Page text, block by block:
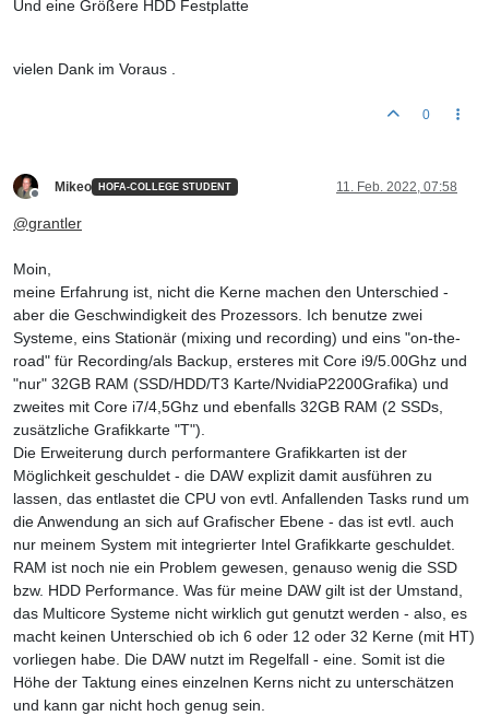
Und eine Größere HDD Festplatte
vielen Dank im Voraus .
0
Mikeo HOFA-COLLEGE STUDENT 11. Feb. 2022, 07:58
@grantler
Moin,
meine Erfahrung ist, nicht die Kerne machen den Unterschied -
aber die Geschwindigkeit des Prozessors. Ich benutze zwei
Systeme, eins Stationär (mixing und recording) und eins "on-the-
road" für Recording/als Backup, ersteres mit Core i9/5.00Ghz und
"nur" 32GB RAM (SSD/HDD/T3 Karte/NvidiaP2200Grafika) und
zweites mit Core i7/4,5Ghz und ebenfalls 32GB RAM (2 SSDs,
zusätzliche Grafikkarte "T").
Die Erweiterung durch performantere Grafikkarten ist der
Möglichkeit geschuldet - die DAW explizit damit ausführen zu
lassen, das entlastet die CPU von evtl. Anfallenden Tasks rund um
die Anwendung an sich auf Grafischer Ebene - das ist evtl. auch
nur meinem System mit integrierter Intel Grafikkarte geschuldet.
RAM ist noch nie ein Problem gewesen, genauso wenig die SSD
bzw. HDD Performance. Was für meine DAW gilt ist der Umstand,
das Multicore Systeme nicht wirklich gut genutzt werden - also, es
macht keinen Unterschied ob ich 6 oder 12 oder 32 Kerne (mit HT)
vorliegen habe. Die DAW nutzt im Regelfall - eine. Somit ist die
Höhe der Taktung eines einzelnen Kerns nicht zu unterschätzen
und kann gar nicht hoch genug sein.